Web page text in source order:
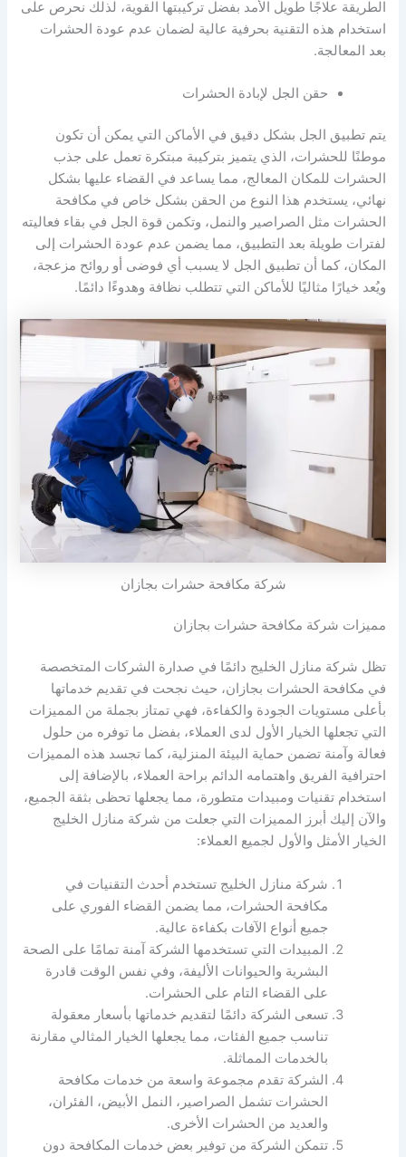
الطريقة علاجًا طويل الأمد بفضل تركيبتها القوية، لذلك نحرص على
استخدام هذه التقنية بحرفية عالية لضمان عدم عودة الحشرات
بعد المعالجة.
حقن الجل لإبادة الحشرات
يتم تطبيق الجل بشكل دقيق في الأماكن التي يمكن أن تكون
موطنًا للحشرات، الذي يتميز بتركيبة مبتكرة تعمل على جذب
الحشرات للمكان المعالج، مما يساعد في القضاء عليها بشكل
نهائي، يستخدم هذا النوع من الحقن بشكل خاص في مكافحة
الحشرات مثل الصراصير والنمل، وتكمن قوة الجل في بقاء فعاليته
لفترات طويلة بعد التطبيق، مما يضمن عدم عودة الحشرات إلى
المكان، كما أن تطبيق الجل لا يسبب أي فوضى أو روائح مزعجة،
ويُعد خيارًا مثاليًا للأماكن التي تتطلب نظافة وهدوءًا دائمًا.
شركة مكافحة حشرات بجازان
مميزات شركة مكافحة حشرات بجازان
تظل شركة منازل الخليج دائمًا في صدارة الشركات المتخصصة
في مكافحة الحشرات بجازان، حيث نجحت في تقديم خدماتها
بأعلى مستويات الجودة والكفاءة، فهي تمتاز بجملة من المميزات
التي تجعلها الخيار الأول لدى العملاء، بفضل ما توفره من حلول
فعالة وآمنة تضمن حماية البيئة المنزلية، كما تجسد هذه المميزات
احترافية الفريق واهتمامه الدائم براحة العملاء، بالإضافة إلى
استخدام تقنيات ومبيدات متطورة، مما يجعلها تحظى بثقة الجميع،
والآن إليك أبرز المميزات التي جعلت من شركة منازل الخليج
الخيار الأمثل والأول لجميع العملاء:
شركة منازل الخليج تستخدم أحدث التقنيات في
مكافحة الحشرات، مما يضمن القضاء الفوري على
جميع أنواع الآفات بكفاءة عالية.
المبيدات التي تستخدمها الشركة آمنة تمامًا على الصحة
البشرية والحيوانات الأليفة، وفي نفس الوقت قادرة
على القضاء التام على الحشرات.
تسعى الشركة دائمًا لتقديم خدماتها بأسعار معقولة
تناسب جميع الفئات، مما يجعلها الخيار المثالي مقارنة
بالخدمات المماثلة.
الشركة تقدم مجموعة واسعة من خدمات مكافحة
الحشرات تشمل الصراصير، النمل الأبيض، الفئران،
والعديد من الحشرات الأخرى.
تتمكن الشركة من توفير بعض خدمات المكافحة دون